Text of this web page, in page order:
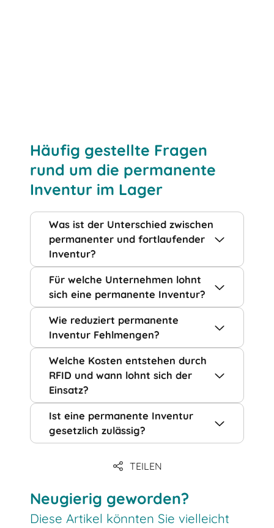
Häufig gestellte Fragen
rund um die permanente
Inventur im Lager
Was ist der Unterschied zwischen
permanenter und fortlaufender
Inventur?
Für welche Unternehmen lohnt
sich eine permanente Inventur?
Wie reduziert permanente
Inventur Fehlmengen?
Welche Kosten entstehen durch
RFID und wann lohnt sich der
Einsatz?
Ist eine permanente Inventur
gesetzlich zulässig?
TEILEN
Neugierig geworden?
Diese Artikel könnten Sie vielleicht